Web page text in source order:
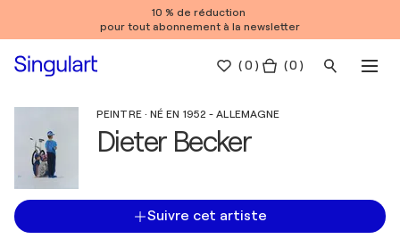
10 % de réduction
pour tout abonnement à la newsletter
(0 ) ( 0 )
PEINTRE · NÉ EN 1952 - ALLEMAGNE
Dieter Becker
Suivre cet artiste